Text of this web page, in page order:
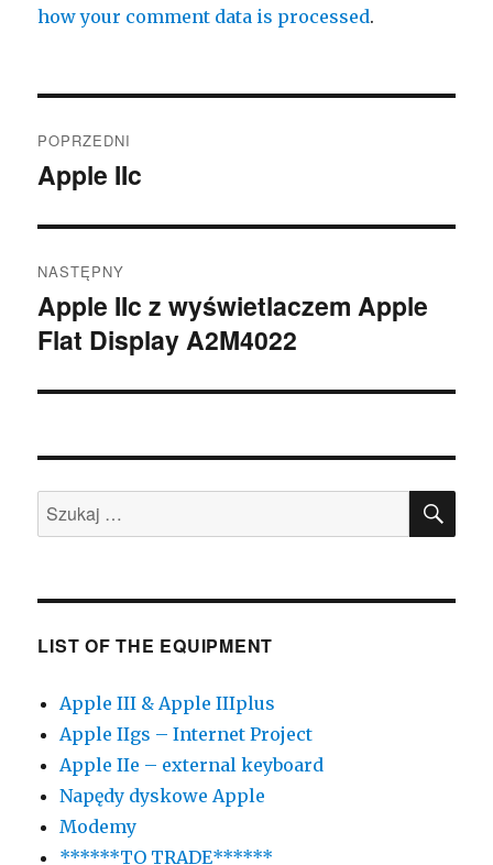
how your comment data is processed.
wpisu
POPRZEDNI
Poprzedni
Apple IIc
NASTĘPNY
Następny
wpis:
Apple IIc z wyświetlaczem Apple
Flat Display A2M4022
Szukaj:
LIST OF THE EQUIPMENT
Apple III & Apple IIIplus
Apple IIgs – Internet Project
Apple IIe – external keyboard
Napędy dyskowe Apple
Modemy
******TO TRADE******